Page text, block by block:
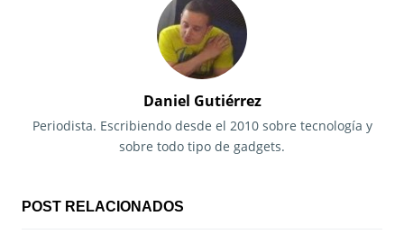
n
Daniel Gutiérrez
Periodista. Escribiendo desde el 2010 sobre tecnología y
sobre todo tipo de gadgets.
POST RELACIONADOS